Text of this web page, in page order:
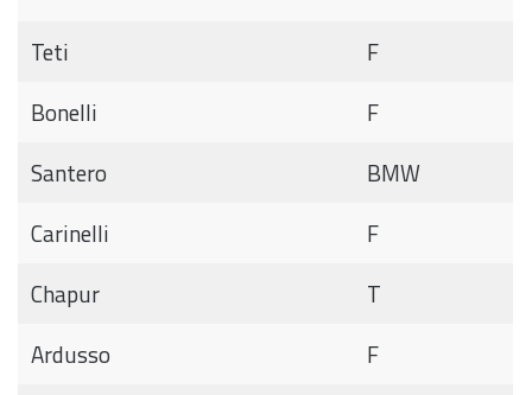
Teti
F
Bonelli
F
Santero
BMW
Carinelli
F
Chapur
T
Ardusso
F